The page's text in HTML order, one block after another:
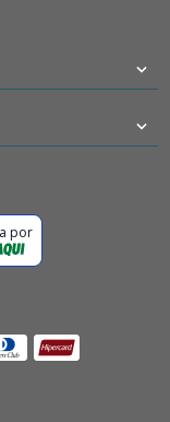
por